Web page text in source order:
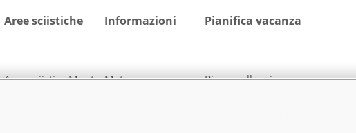
Aree sciistiche
Area sciistica Monte
Informazioni
Meteo
Pianifica vacanza
Ricerca alloggio